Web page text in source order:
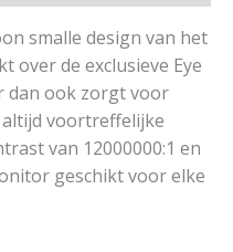
smalle design van het
over de exclusieve Eye
dan ook zorgt voor
voortreffelijke
van 12000000:1 en
geschikt voor elke